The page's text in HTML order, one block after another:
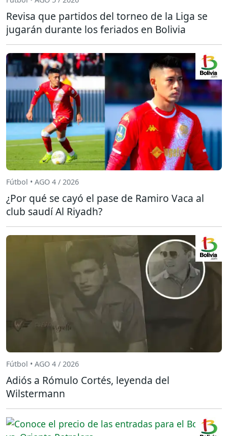
Revisa que partidos del torneo de la Liga se
jugarán durante los feriados en Bolivia
Fútbol • AGO 4 / 2026
¿Por qué se cayó el pase de Ramiro Vaca al
club saudí Al Riyadh?
Fútbol • AGO 4 / 2026
Adiós a Rómulo Cortés, leyenda del
Wilstermann